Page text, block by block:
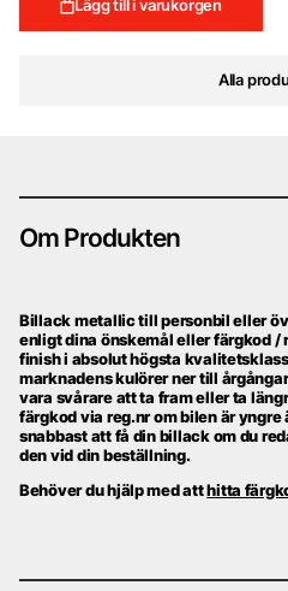
Alla
Lägg till i varukorgen
Om Produkten
Billack metallic till personbil eller
enligt dina önskemål eller färgkod /
finish i absolut högsta
marknadens kulörer ner till
vara svårare att ta fram eller ta
färgkod via reg.nr om bilen är yngre
snabbast att få din billack om du
den vid din beställning.
Behöver du hjälp med atthitta